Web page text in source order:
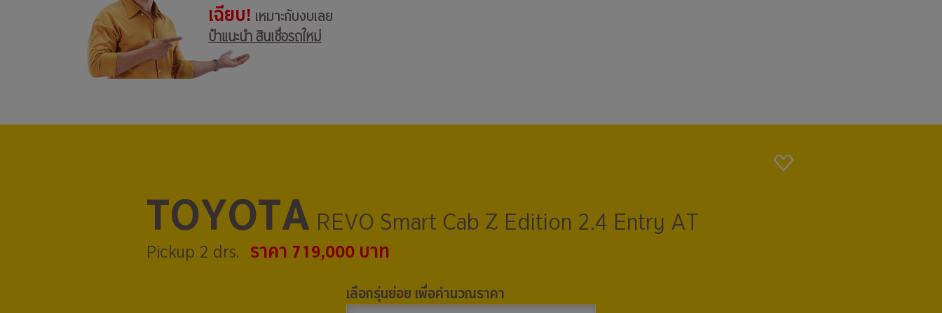
เฉียบ! เหมาะกับงบเลย
ป๋าแนะนำ สินเชื่อรถใหม่
TOYOTA REVO Smart Cab Z Edition 2.4 Entry AT
Pickup 2 drs. ราคา 719,000 บาท
เลือกรุ่นย่อย เพื่อคำนวณราคา